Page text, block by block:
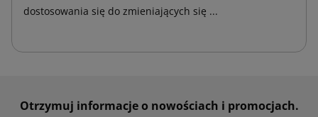
dostosowania się do zmieniających się ...
Otrzymuj informacje o nowościach i promocjach.